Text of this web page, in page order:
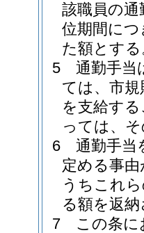
該職員の
位期間に
た額とす
5
通勤手当
ては、市
を支給す
っては、
6
通勤手当
定める事
うちこれ
る額を返
7
この条に